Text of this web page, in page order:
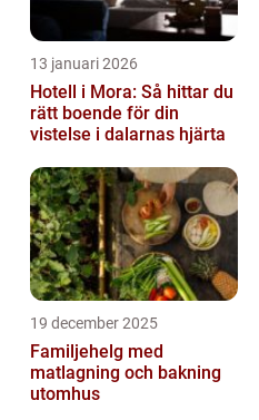
13 januari 2026
Hotell i Mora: Så hittar du
rätt boende för din
vistelse i dalarnas hjärta
19 december 2025
Familjehelg med
matlagning och bakning
utomhus